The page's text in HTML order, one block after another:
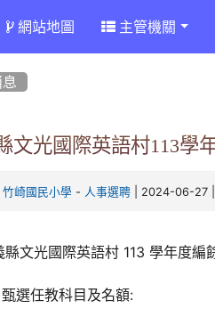
網站地圖 主管機關
文光國際英語村113學
竹崎國民小學 - 人事選聘 | 2024-06-27
縣文光國際英語村 113 學年度
選任教科目及名額: